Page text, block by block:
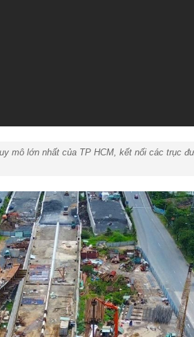
mô lớn nhất của TP HCM, kết nối các trục